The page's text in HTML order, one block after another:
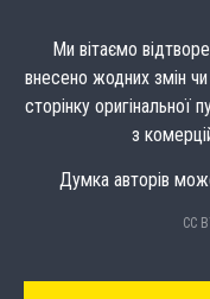
Ми вітаємо
внесено жодних змін
сторінку оригінальної
з
Думка авторів
CC